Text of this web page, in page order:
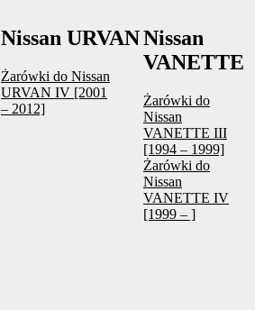
Nissan URVAN
Żarówki do Nissan
URVAN IV [2001
– 2012]
Nissan
VANETTE
Żarówki do
Nissan
VANETTE III
[1994 – 1999]
Żarówki do
Nissan
VANETTE IV
[1999 – ]